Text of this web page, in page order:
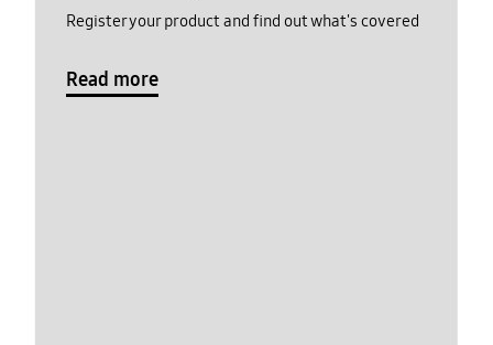
Register your product and find out what's covered
Read more